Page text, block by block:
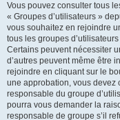
Vous pouvez consulter tous
« Groupes d’utilisateurs »
vous souhaitez en rejoindre
tous les groupes
Certains peuvent nécessiter
d’autres peuvent même être
rejoindre en cliquant sur le
une approbation, vous devez
responsable du groupe
pourra vous demander la
responsable de groupe s’il